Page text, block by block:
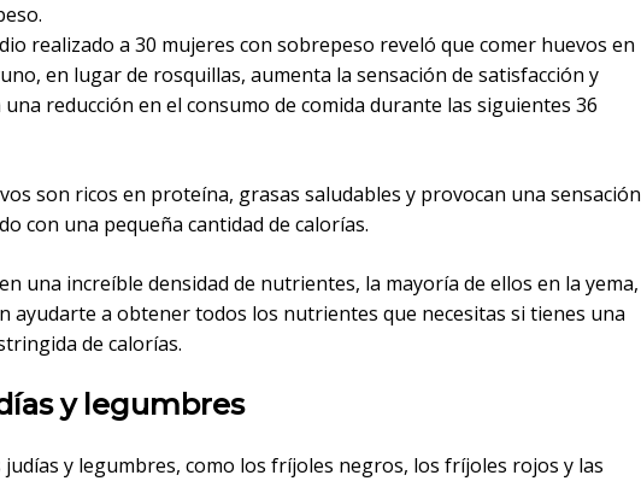
realizado a 30 mujeres con sobrepeso reveló que comer huevos en
en lugar de rosquillas, aumenta la sensación de satisfacción y
una reducción en el consumo de comida durante las siguientes 36
son ricos en proteína, grasas saludables y provocan una sensación
con una pequeña cantidad de calorías.
una increíble densidad de nutrientes, la mayoría de ellos en la yema,
ayudarte a obtener todos los nutrientes que necesitas si tienes una
de calorías.
y legumbres
judías y legumbres, como los fríjoles negros, los fríjoles rojos y las